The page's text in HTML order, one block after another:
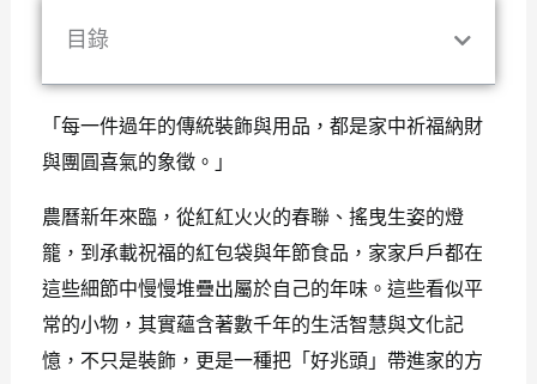
目錄
「每一件過年的傳統裝飾與用品，都是家中祈福納財
與團圓喜氣的象徵。」
農曆新年來臨，從紅紅火火的春聯、搖曳生姿的燈
籠，到承載祝福的紅包袋與年節食品，家家戶戶都在
這些細節中慢慢堆疊出屬於自己的年味。這些看似平
常的小物，其實蘊含著數千年的生活智慧與文化記
憶，不只是裝飾，更是一種把「好兆頭」帶進家的方